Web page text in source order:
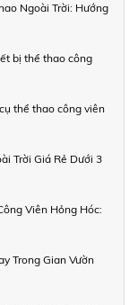
Ngoài Trời: Hướng
bị thể thao công
thể thao công viên
Trời Giá Rẻ Dưới 3
Viên Hỏng Hóc:
Trong Gian Vườn